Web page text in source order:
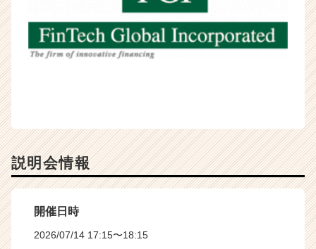
a
r
e
説明会情報
開催日時
2026/07/14 17:15〜18:15